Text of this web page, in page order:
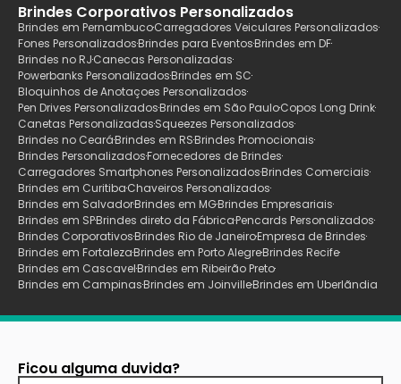
Brindes Corporativos Personalizados
Brindes em PernambucoCarregadores Veiculares Personalizados
Fones PersonalizadosBrindes para EventosBrindes em DF
Brindes no RJCanecas Personalizadas
Powerbanks PersonalizadosBrindes em SC
Bloquinhos de Anotaçoes Personalizados
Pen Drives PersonalizadosBrindes em São PauloCopos Long Drink
Canetas PersonalizadasSqueezes Personalizados
Brindes no CearáBrindes em RSBrindes Promocionais
Brindes PersonalizadosFornecedores de Brindes
Carregadores Smartphones PersonalizadosBrindes Comerciais
Brindes em CuritibaChaveiros Personalizados
Brindes em SalvadorBrindes em MGBrindes Empresariais
Brindes em SPBrindes direto da FábricaPencards Personalizados
Brindes CorporativosBrindes Rio de JaneiroEmpresa de Brindes
Brindes em FortalezaBrindes em Porto AlegreBrindes Recife
Brindes em CascavelBrindes em Ribeirão Preto
Brindes em CampinasBrindes em JoinvilleBrindes em Uberlãndia
Ficou alguma duvida?